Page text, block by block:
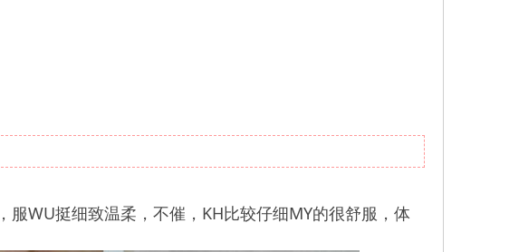
WU挺细致温柔，不催，KH比较仔细MY的很舒服，体